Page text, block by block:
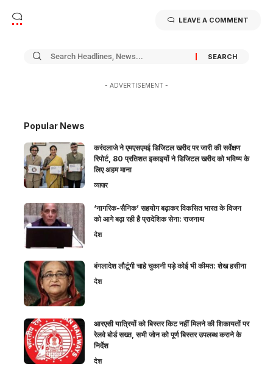
LEAVE A COMMENT
- ADVERTISEMENT -
Popular News
करंदलाजे ने एमएसएमई डिजिटल खरीद पर जारी की सर्वेक्षण
रिपोर्ट, 80 प्रतिशत इकाइयों ने डिजिटल खरीद को भविष्य के
लिए अहम माना
व्यापार
‘नागरिक-सैनिक’ सहयोग बढ़ाकर विकसित भारत के विजन
को आगे बढ़ा रही है प्रादेशिक सेना: राजनाथ
देश
बंगलादेश लौटूंगी चाहे चुकानी पड़े कोई भी कीमत: शेख हसीना
देश
आरएसी यात्रियों को बिस्तर किट नहीं मिलने की शिकायतों पर
रेलवे बोर्ड सख्त, सभी जोन को पूर्ण बिस्तर उपलब्ध कराने के
निर्देश
देश